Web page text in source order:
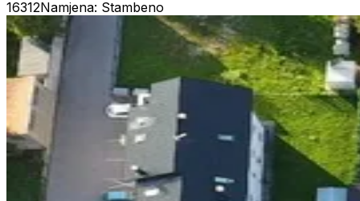
16312Namjena: Stambeno